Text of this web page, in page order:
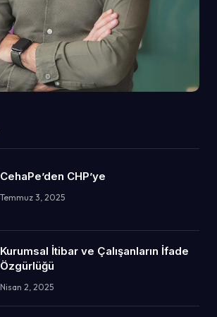
CehaPe’den CHP’ye
Temmuz 3, 2025
Kurumsal İtibar ve Çalışanların İfade
Özgürlüğü
Nisan 2, 2025